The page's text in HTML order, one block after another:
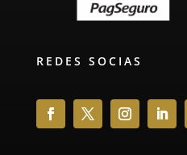
REDES SOCIAS